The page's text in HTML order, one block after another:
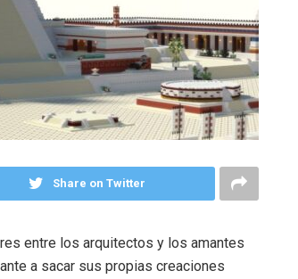
Share on Twitter
entre los arquitectos y los amantes
a sacar sus propias creaciones